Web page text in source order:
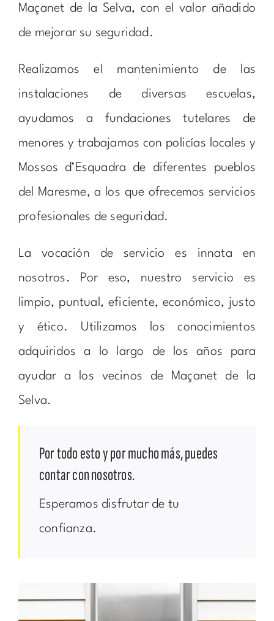
Maçanet de la Selva, con el valor añadido
de mejorar su seguridad.
Realizamos el mantenimiento de las
instalaciones de diversas escuelas,
ayudamos a fundaciones tutelares de
menores y trabajamos con policías locales y
Mossos d’Esquadra de diferentes pueblos
del Maresme, a los que ofrecemos servicios
profesionales de seguridad.
La vocación de servicio es innata en
nosotros. Por eso, nuestro servicio es
limpio, puntual, eficiente, económico, justo
y ético. Utilizamos los conocimientos
adquiridos a lo largo de los años para
ayudar a los vecinos de Maçanet de la
Selva.
Por todo esto y por mucho más, puedes
contar con nosotros.
Esperamos disfrutar de tu
confianza.